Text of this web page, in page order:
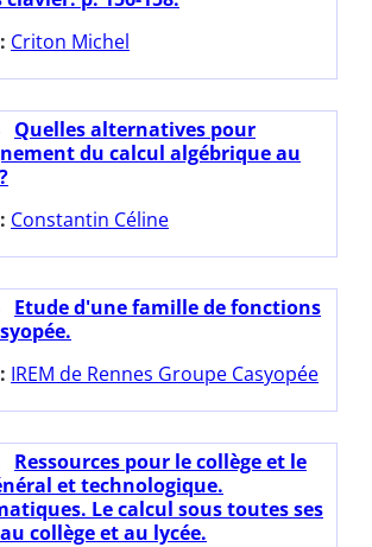
Criton Michel
Quelles alternatives pour
du calcul algébrique au
Constantin Céline
Etude d'une famille de fonctions
IREM de Rennes Groupe Casyopée
Ressources pour le collège et le
et technologique.
Le calcul sous toutes ses
collège et au lycée.